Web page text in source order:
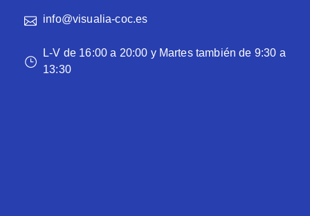
info@visualia-coc.es
L-V de 16:00 a 20:00 y Martes también de 9:30 a
13:30